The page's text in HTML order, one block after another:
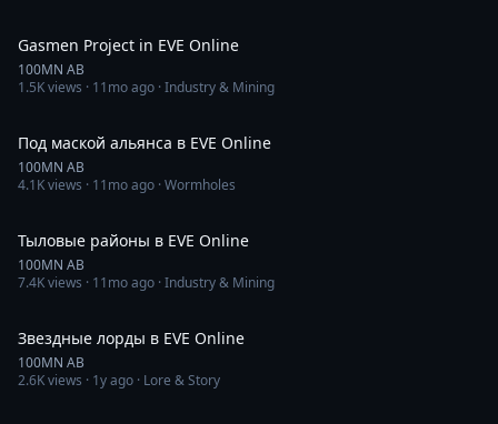
Gasmen Project in EVE Online
100MN AB
1.5Kviews · 11mo ago · Industry & Mining
Под маской альянса в EVE Online
100MN AB
4.1Kviews · 11mo ago · Wormholes
Тыловые районы в EVE Online
100MN AB
7.4Kviews · 11mo ago · Industry & Mining
Звездные лорды в EVE Online
100MN AB
2.6Kviews · 1y ago · Lore & Story